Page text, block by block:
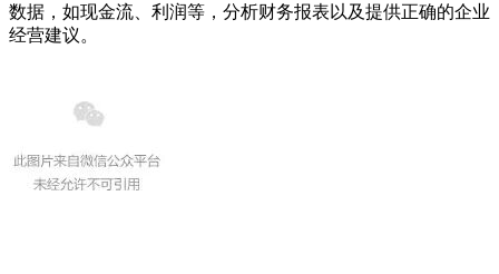
数据，如现金流、利润等，分析财务报表以及提供正确的企业
经营建议。